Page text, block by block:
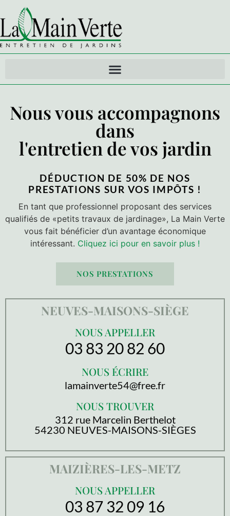
Nous vous accompagnons
dans
l'entretien de vos jardin
DÉDUCTION DE 50% DE NOS
PRESTATIONS SUR VOS IMPÔTS !
En tant que professionnel proposant des services
qualifiés de «petits travaux de jardinage», La Main Verte
vous fait bénéficier d’un avantage économique
intéressant. Cliquez ici pour en savoir plus !
NOS PRESTATIONS
NEUVES-MAISONS-SIÈGE
NOUS APPELLER
03 83 20 82 60
NOUS ÉCRIRE
lamainverte54@free.fr
NOUS TROUVER
312 rue Marcelin Berthelot
54230 NEUVES-MAISONS-SIÈGES
MAIZIÈRES-LES-METZ
NOUS APPELLER
03 87 32 09 16